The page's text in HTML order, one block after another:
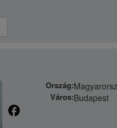
Ország:
Város:Budapest
facebook